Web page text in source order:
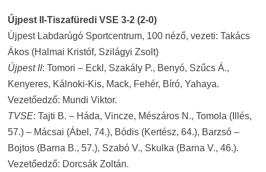
Újpest II-Tiszafüredi VSE 3-2 (2-0)
Újpest Labdarúgó Sportcentrum, 100 néző, vezeti: Takács
Ákos (Halmai Kristóf, Szilágyi Zsolt)
Újpest II: Tomori – Eckl, Szakály P., Benyó, Szűcs Á.,
Kenyeres, Kálnoki-Kis, Mack, Fehér, Bíró, Yahaya.
Vezetőedző: Mundi Viktor.
TVSE: Tajti B. – Háda, Vincze, Mészáros N., Tomola (Illés,
57.) – Mácsai (Ábel, 74.), Bódis (Kertész, 64.), Barzsó –
Bojtos (Barna B., 57.), Szabó V., Skulka (Barna V., 46.).
Vezetőedző: Dorcsák Zoltán.